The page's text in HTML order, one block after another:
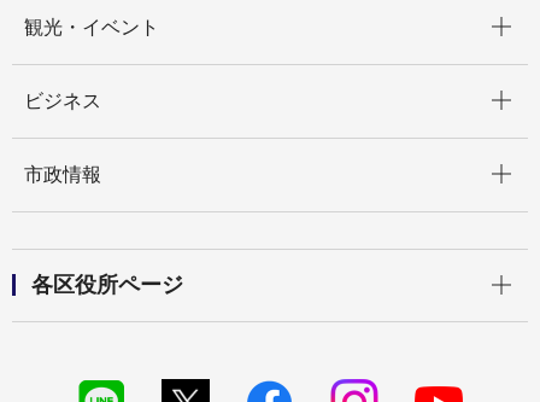
観光・イベント
ビジネス
市政情報
各区役所ページ